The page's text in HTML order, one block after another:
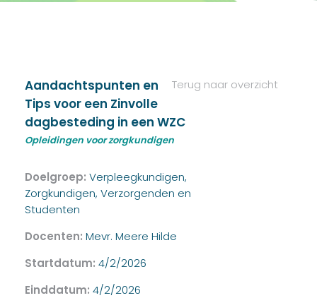
Terug naar overzicht
Aandachtspunten en
Tips voor een Zinvolle
dagbesteding in een WZC
Opleidingen voor zorgkundigen
Doelgroep: Verpleegkundigen,
Zorgkundigen, Verzorgenden en
Studenten
Docenten: Mevr. Meere Hilde
Startdatum: 4/2/2026
Einddatum: 4/2/2026